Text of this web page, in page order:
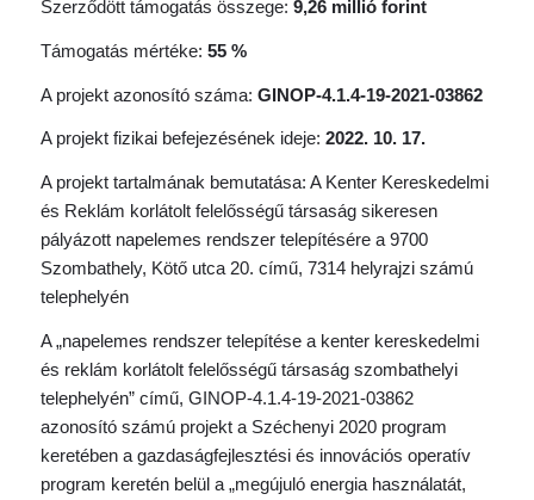
Szerződött támogatás összege: 9,26 millió forint
Támogatás mértéke: 55 %
A projekt azonosító száma: GINOP-4.1.4-19-2021-03862
A projekt fizikai befejezésének ideje: 2022. 10. 17.
A projekt tartalmának bemutatása: A Kenter Kereskedelmi
és Reklám korlátolt felelősségű társaság sikeresen
pályázott napelemes rendszer telepítésére a 9700
Szombathely, Kötő utca 20. című, 7314 helyrajzi számú
telephelyén
A „napelemes rendszer telepítése a kenter kereskedelmi
és reklám korlátolt felelősségű társaság szombathelyi
telephelyén” című, GINOP-4.1.4-19-2021-03862
azonosító számú projekt a Széchenyi 2020 program
keretében a gazdaságfejlesztési és innovációs operatív
program keretén belül a „megújuló energia használatát,